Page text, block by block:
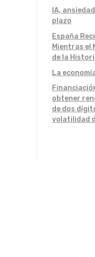
IA,
plazo
España
Mientras el
de la
La
obtener
de dos
volatilidad